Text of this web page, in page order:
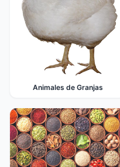
Animales de Granjas